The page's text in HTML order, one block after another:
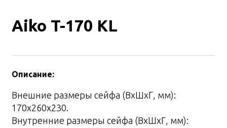
Aiko T-170 KL
Описание:
Внешние размеры сейфа (ВхШхГ, мм):
170x260x230.
Внутренние размеры сейфа (ВхШхГ, мм):